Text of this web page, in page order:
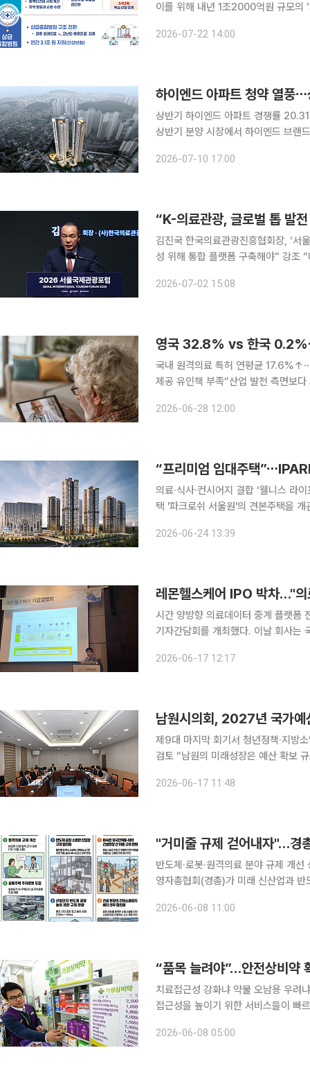
이를 위해 내년 1조2000억원 규모의
지역 근무를 조건으로 정주를 지원하
2026-07-22 14:00
하이엔드 아파트 청약 열풍
상반기 하이엔드 아파트 경쟁률 20.31
상반기 분양 시장에서 하이엔드 브랜
2026-07-10 17:00
김진국 한국의료관광진흥협회장, ‘
성 위해 통합 플랫폼 구축해야” 강조 “대한민국 의료관광의 글로벌 경쟁력 제고를 위해 규제 혁신과
조선 호텔에서 열린 ‘생태계의 지속가
2026-07-02 15:08
영국 32.8% vs 한국
국내 원격의료 특허 연평균
제공 유인책 부족“산업 발전 측면보다 의료접근
이 나온다. 원격의료를 위한 기술 개
2026-06-28 12:00
“프리미엄 임대주택
의료·식사·컨시어지 결합 ‘웰니스 라이프 케어’ 제공 IPARK현대산업개
택 '파크로쉬 서울원'의 견본주택을 개관하고 본격적
상 최고 49층, 2개 동, 전용면적
2026-06-24 13:39
시간 양방향 의료데이터 중계 플랫폼
기자간담회를 개최했다. 이날 회사는
2026-06-17 12:17
남원시의회, 2027년 국가예
제9대 마지막 회기서 청년정책·지방
검토 “남원의 미래성장은 예산 확보 규모보다 사업의 실효성과 시민 체감도를 높이는 데서 시작돼야
을 점검하고 청년정책, 지방소멸 대응
2026-06-17 11:48
"거미줄 규제 걷어내자"…경
반도체·로봇·원격의료 분야 규제 개선
영자총협회(경총)가 미래 신산업과
규제개혁 핫라인을 통해 건의한 과제
2026-06-08 11:00
치료접근성 강화냐 약물 오남용 우려
접근성을 높이기 위한 서비스들이 빠
의료 체계 변화 등의 영향으로 국민은
2026-06-08 05:00